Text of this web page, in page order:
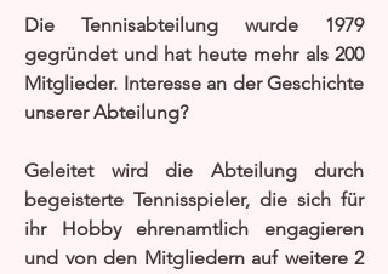
Die Tennisabteilung wurde 1979
gegründet und hat heute mehr als 200
Mitglieder. Interesse an der Geschichte
unserer Abteilung?
Geleitet wird die Abteilung durch
begeisterte Tennisspieler, die sich für
ihr Hobby ehrenamtlich engagieren
und von den Mitgliedern auf weitere 2